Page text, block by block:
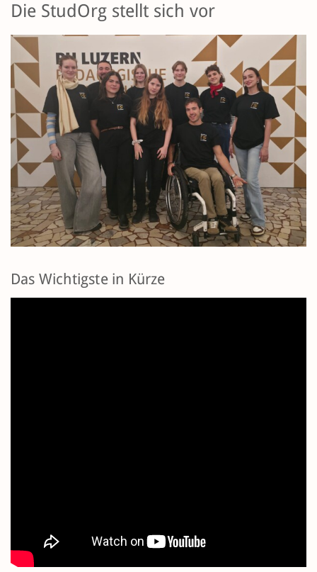
Die StudOrg stellt sich vor
Das Wichtigste in Kürze